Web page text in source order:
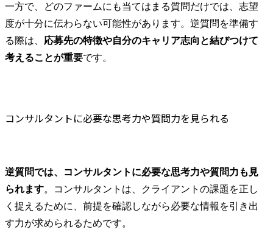
一方で、どのファームにも当てはまる質問だけでは、志望
度が十分に伝わらない可能性があります。逆質問を準備す
る際は、 応募先の特徴や自分のキャリア志向と結びつけて
考えることが重要です。
コンサルタントに必要な思考力や質問力を見られる
逆質問では、コンサルタントに必要な思考力や質問力も見
られます。コンサルタントは、クライアントの課題を正し
く捉えるために、前提を確認しながら必要な情報を引き出
す力が求められるためです。